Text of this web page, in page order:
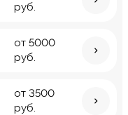
руб.
от 5000
руб.
от 3500
руб.